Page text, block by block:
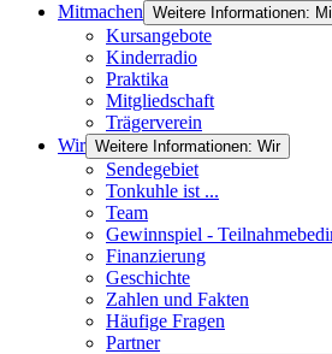
Mitmachen Weitere Informationen:
Kursangebote
Kinderradio
Praktika
Mitgliedschaft
Trägerverein
Wir Weitere Informationen: Wir
Sendegebiet
Tonkuhle ist ...
Team
Gewinnspiel -
Finanzierung
Geschichte
Zahlen und Fakten
Häufige Fragen
Partner